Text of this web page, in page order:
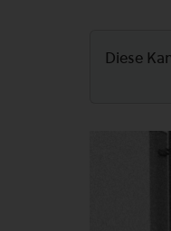
Diese